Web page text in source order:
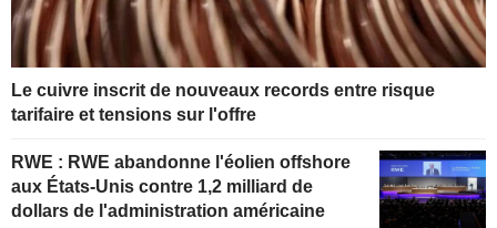
Le cuivre inscrit de nouveaux records entre risque
tarifaire et tensions sur l'offre
RWE : RWE abandonne l'éolien offshore
aux États-Unis contre 1,2 milliard de
dollars de l'administration américaine